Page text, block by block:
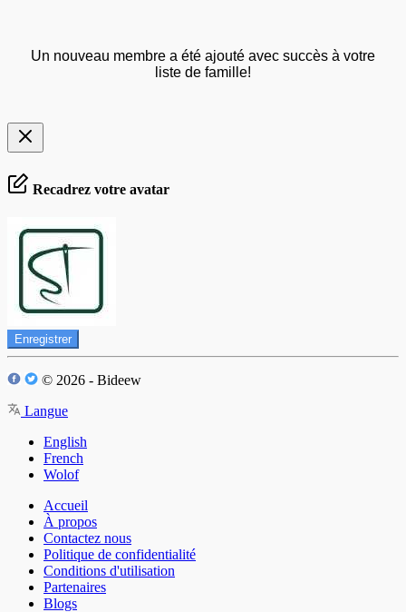
Un nouveau membre a été ajouté avec succès à votre
liste de famille!
Recadrez votre avatar
Enregistrer
© 2026 - Bideew
Langue
English
French
Wolof
Accueil
À propos
Contactez nous
Politique de confidentialité
Conditions d'utilisation
Partenaires
Blogs